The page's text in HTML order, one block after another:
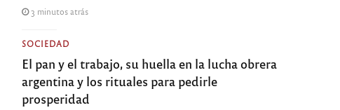
3 minutos atrás
SOCIEDAD
El pan y el trabajo, su huella en la lucha obrera
argentina y los rituales para pedirle
prosperidad